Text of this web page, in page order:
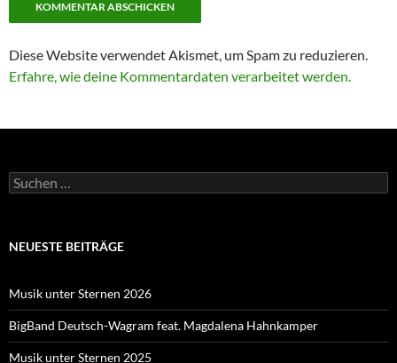
Diese Website verwendet Akismet, um Spam zu reduzieren.
Erfahre, wie deine Kommentardaten verarbeitet werden.
Suche
nach:
NEUESTE BEITRÄGE
Musik unter Sternen 2026
BigBand Deutsch-Wagram feat. Magdalena Hahnkamper
Musik unter Sternen 2025